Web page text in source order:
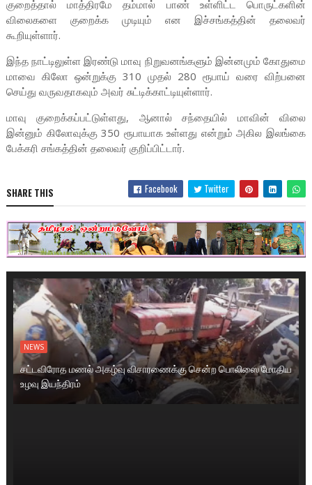
குறைத்தால் மாத்திரமே தம்மால் பாண் உள்ளிட்ட பொருட்களின்
விலைகளை குறைக்க முடியும் என இச்சங்கத்தின் தலைவர்
கூறியுள்ளார்.
இந்த நாட்டிலுள்ள இரண்டு மாவு நிறுவனங்களும் இன்னமும் கோதுமை
மாவை கிலோ ஒன்றுக்கு 310 முதல் 280 ரூபாய் வரை விற்பனை
செய்து வருவதாகவும் அவர் சுட்டிக்காட்டியுள்ளார்.
மாவு குறைக்கப்பட்டுள்ளது, ஆனால் சந்தையில் மாவின் விலை
இன்னும் கிலோவுக்கு 350 ரூபாயாக உள்ளது என்றும் அகில இலங்கை
பேக்கரி சங்கத்தின் தலைவர் குறிப்பிட்டார்.
SHARE THIS Facebook Twitter
NEWS
சட்டவிரோத மணல் அகழ்வு விசாரணைக்கு சென்ற பொலிஸை மோதிய
உழவு இயந்திரம்